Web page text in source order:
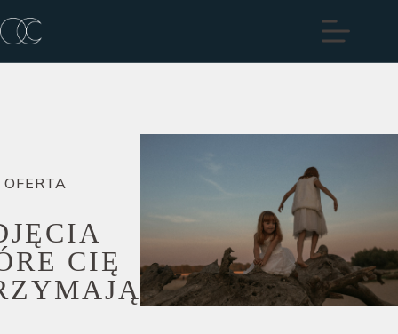
do
treści
OFERTA
CIĘ